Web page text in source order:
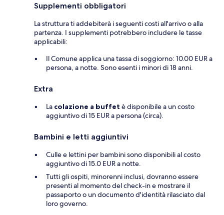
Supplementi obbligatori
La struttura ti addebiterà i seguenti costi all'arrivo o alla
partenza. I supplementi potrebbero includere le tasse
applicabili:
Il Comune applica una tassa di soggiorno: 10.00 EUR a
persona, a notte. Sono esenti i minori di 18 anni.
Extra
La colazione a buffet è disponibile a un costo
aggiuntivo di 15 EUR a persona (circa).
Bambini e letti aggiuntivi
Culle e lettini per bambini sono disponibili al costo
aggiuntivo di 15.0 EUR a notte.
Tutti gli ospiti, minorenni inclusi, dovranno essere
presenti al momento del check-in e mostrare il
passaporto o un documento d'identità rilasciato dal
loro governo.